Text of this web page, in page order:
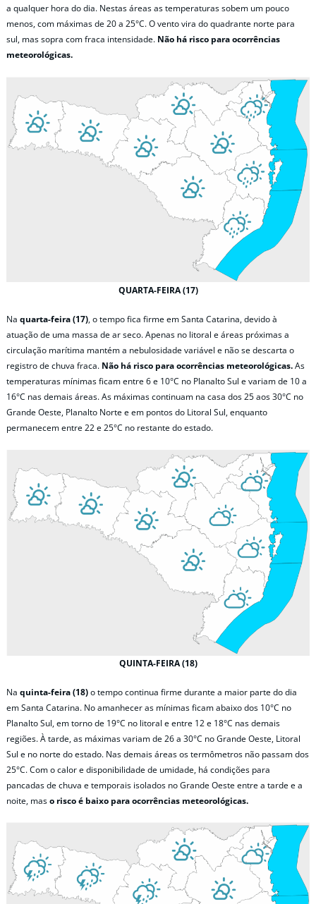
a qualquer hora do dia. Nestas áreas as temperaturas sobem um pouco
menos, com máximas de 20 a 25°C. O vento vira do quadrante norte para
sul, mas sopra com fraca intensidade. Não há risco para ocorrências
meteorológicas.
QUARTA-FEIRA (17)
Na quarta-feira (17), o tempo fica firme em Santa Catarina, devido à
atuação de uma massa de ar seco. Apenas no litoral e áreas próximas a
circulação marítima mantém a nebulosidade variável e não se descarta o
registro de chuva fraca. Não há risco para ocorrências meteorológicas.As
temperaturas mínimas ficam entre 6 e 10°C no Planalto Sul e variam de 10 a
16°C nas demais áreas. As máximas continuam na casa dos 25 aos 30°C no
Grande Oeste, Planalto Norte e em pontos do Litoral Sul, enquanto
permanecem entre 22 e 25°C no restante do estado.
QUINTA-FEIRA (18)
Na quinta-feira (18)o tempo continua firme durante a maior parte do dia
em Santa Catarina. No amanhecer as mínimas ficam abaixo dos 10°C no
Planalto Sul, em torno de 19°C no litoral e entre 12 e 18°C nas demais
regiões. À tarde, as máximas variam de 26 a 30°C no Grande Oeste, Litoral
Sul e no norte do estado. Nas demais áreas os termômetros não passam dos
25°C. Com o calor e disponibilidade de umidade, há condições para
pancadas de chuva e temporais isolados no Grande Oeste entre a tarde e a
noite, maso risco é baixo para ocorrências meteorológicas.